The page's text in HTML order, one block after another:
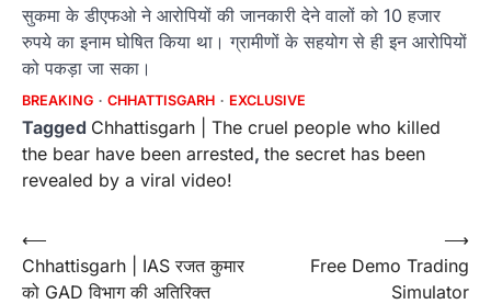
सुकमा के डीएफओ ने आरोपियों की जानकारी देने वालों को 10 हजार
रुपये का इनाम घोषित किया था। ग्रामीणों के सहयोग से ही इन आरोपियों
को पकड़ा जा सका।
BREAKING CHHATTISGARH EXCLUSIVE
Tagged Chhattisgarh | The cruel people who killed
the bear have been arrested, the secret has been
revealed by a viral video!
Post
navigation
⟵
Chhattisgarh | IAS रजत कुमार
को GAD विभाग की अतिरिक्त
Free Demo Trading
Simulator
⟶